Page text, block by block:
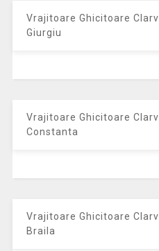
Vrajitoare Ghicitoare
Giurgiu
Vrajitoare Ghicitoare
Constanta
Vrajitoare Ghicitoare
Braila